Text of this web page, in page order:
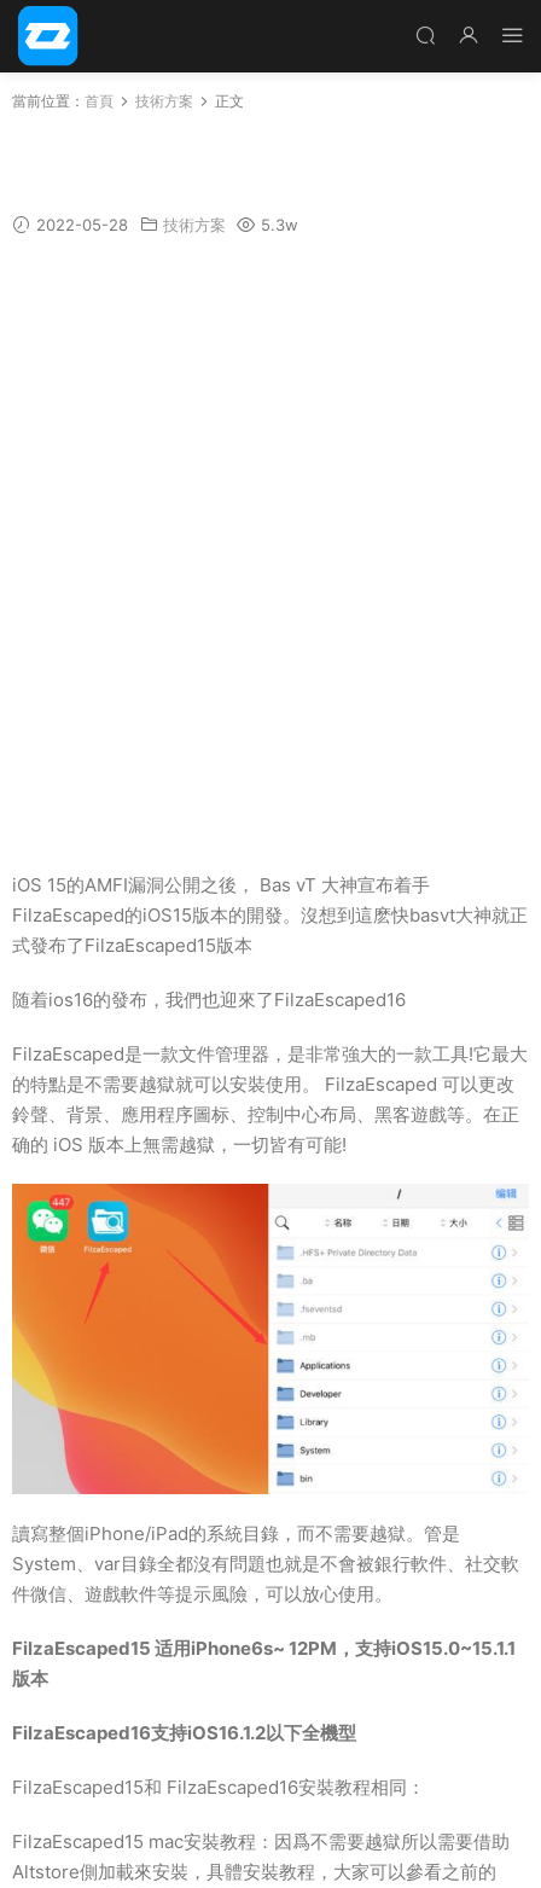
當前位置： 首頁 技術方案 正文
2022-05-28 技術方案 5.3w
iOS 15的AMFI漏洞公開之後， Bas vT 大神宣布着手
FilzaEscaped的iOS15版本的開發。沒想到這麽快basvt大神就正
式發布了FilzaEscaped15版本
随着ios16的發布，我們也迎來了FilzaEscaped16
FilzaEscaped是一款文件管理器，是非常強大的一款工具!它最大
的特點是不需要越獄就可以安裝使用。 FilzaEscaped 可以更改
鈴聲、背景、應用程序圖标、控制中心布局、黑客遊戲等。在正
确的 iOS 版本上無需越獄，一切皆有可能!
讀寫整個iPhone/iPad的系統目錄，而不需要越獄。管是
System、var目錄全都沒有問題也就是不會被銀行軟件、社交軟
件微信、遊戲軟件等提示風險，可以放心使用。
FilzaEscaped15 适用iPhone6s~ 12PM，支持iOS15.0~15.1.1
版本
FilzaEscaped16支持iOS16.1.2以下全機型
FilzaEscaped15和 FilzaEscaped16安裝教程相同：
FilzaEscaped15 mac安裝教程：因爲不需要越獄所以需要借助
Altstore側加載來安裝，具體安裝教程，大家可以參看之前的